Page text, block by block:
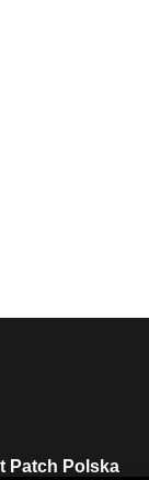
Patch Polska